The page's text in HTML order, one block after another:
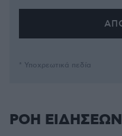
* Υποχρεωτικά πεδία
ΡΟΗ ΕΙΔΗΣΕΩΝ